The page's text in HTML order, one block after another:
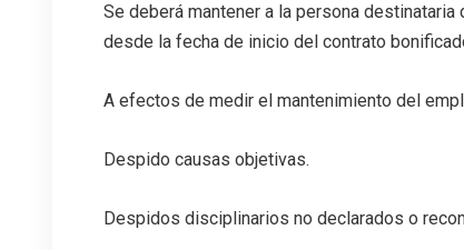
Se deberá mantener a la persona
desde la fecha de inicio del contrato
A efectos de medir el mantenimiento del
Despido causas objetivas.
Despidos disciplinarios no declarados o